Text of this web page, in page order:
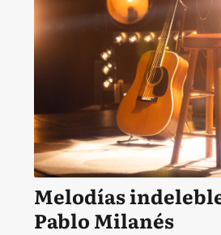
Melodías
Pablo Milanés